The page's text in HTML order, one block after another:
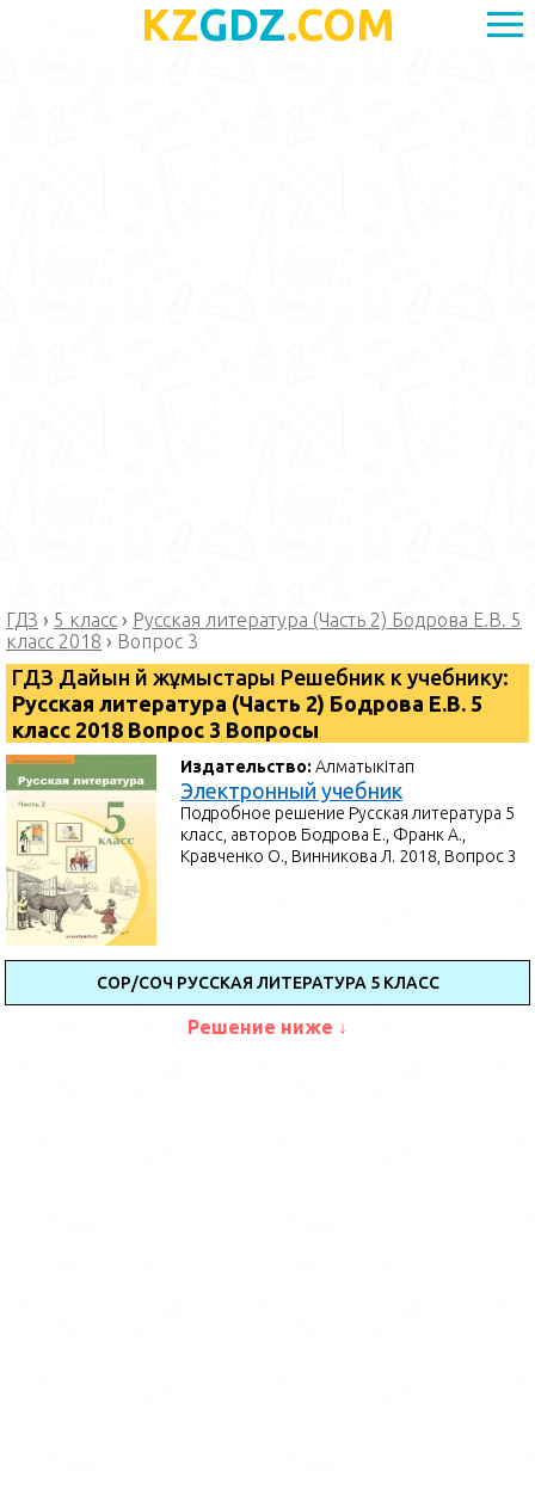
KZGDZ.COM
ГДЗ › 5 класс › Русская литература (Часть 2) Бодрова Е.В. 5
класс 2018 › Вопрос 3
ГДЗ Дайын үй жұмыстары Решебник к учебнику:
Русская литература (Часть 2) Бодрова Е.В. 5
класс 2018 Вопрос 3 Вопросы
Издательство:Алматыкітап
Электронный учебник
Подробное решение Русская литература 5
класс, авторов Бодрова Е., Франк А.,
Кравченко О., Винникова Л. 2018, Вопрос 3
СОР/СОЧ РУССКАЯ ЛИТЕРАТУРА 5 КЛАСС
Решение ниже ↓